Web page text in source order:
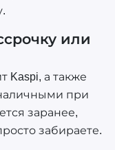
или
Kaspi, а также
при
заранее,
забираете.